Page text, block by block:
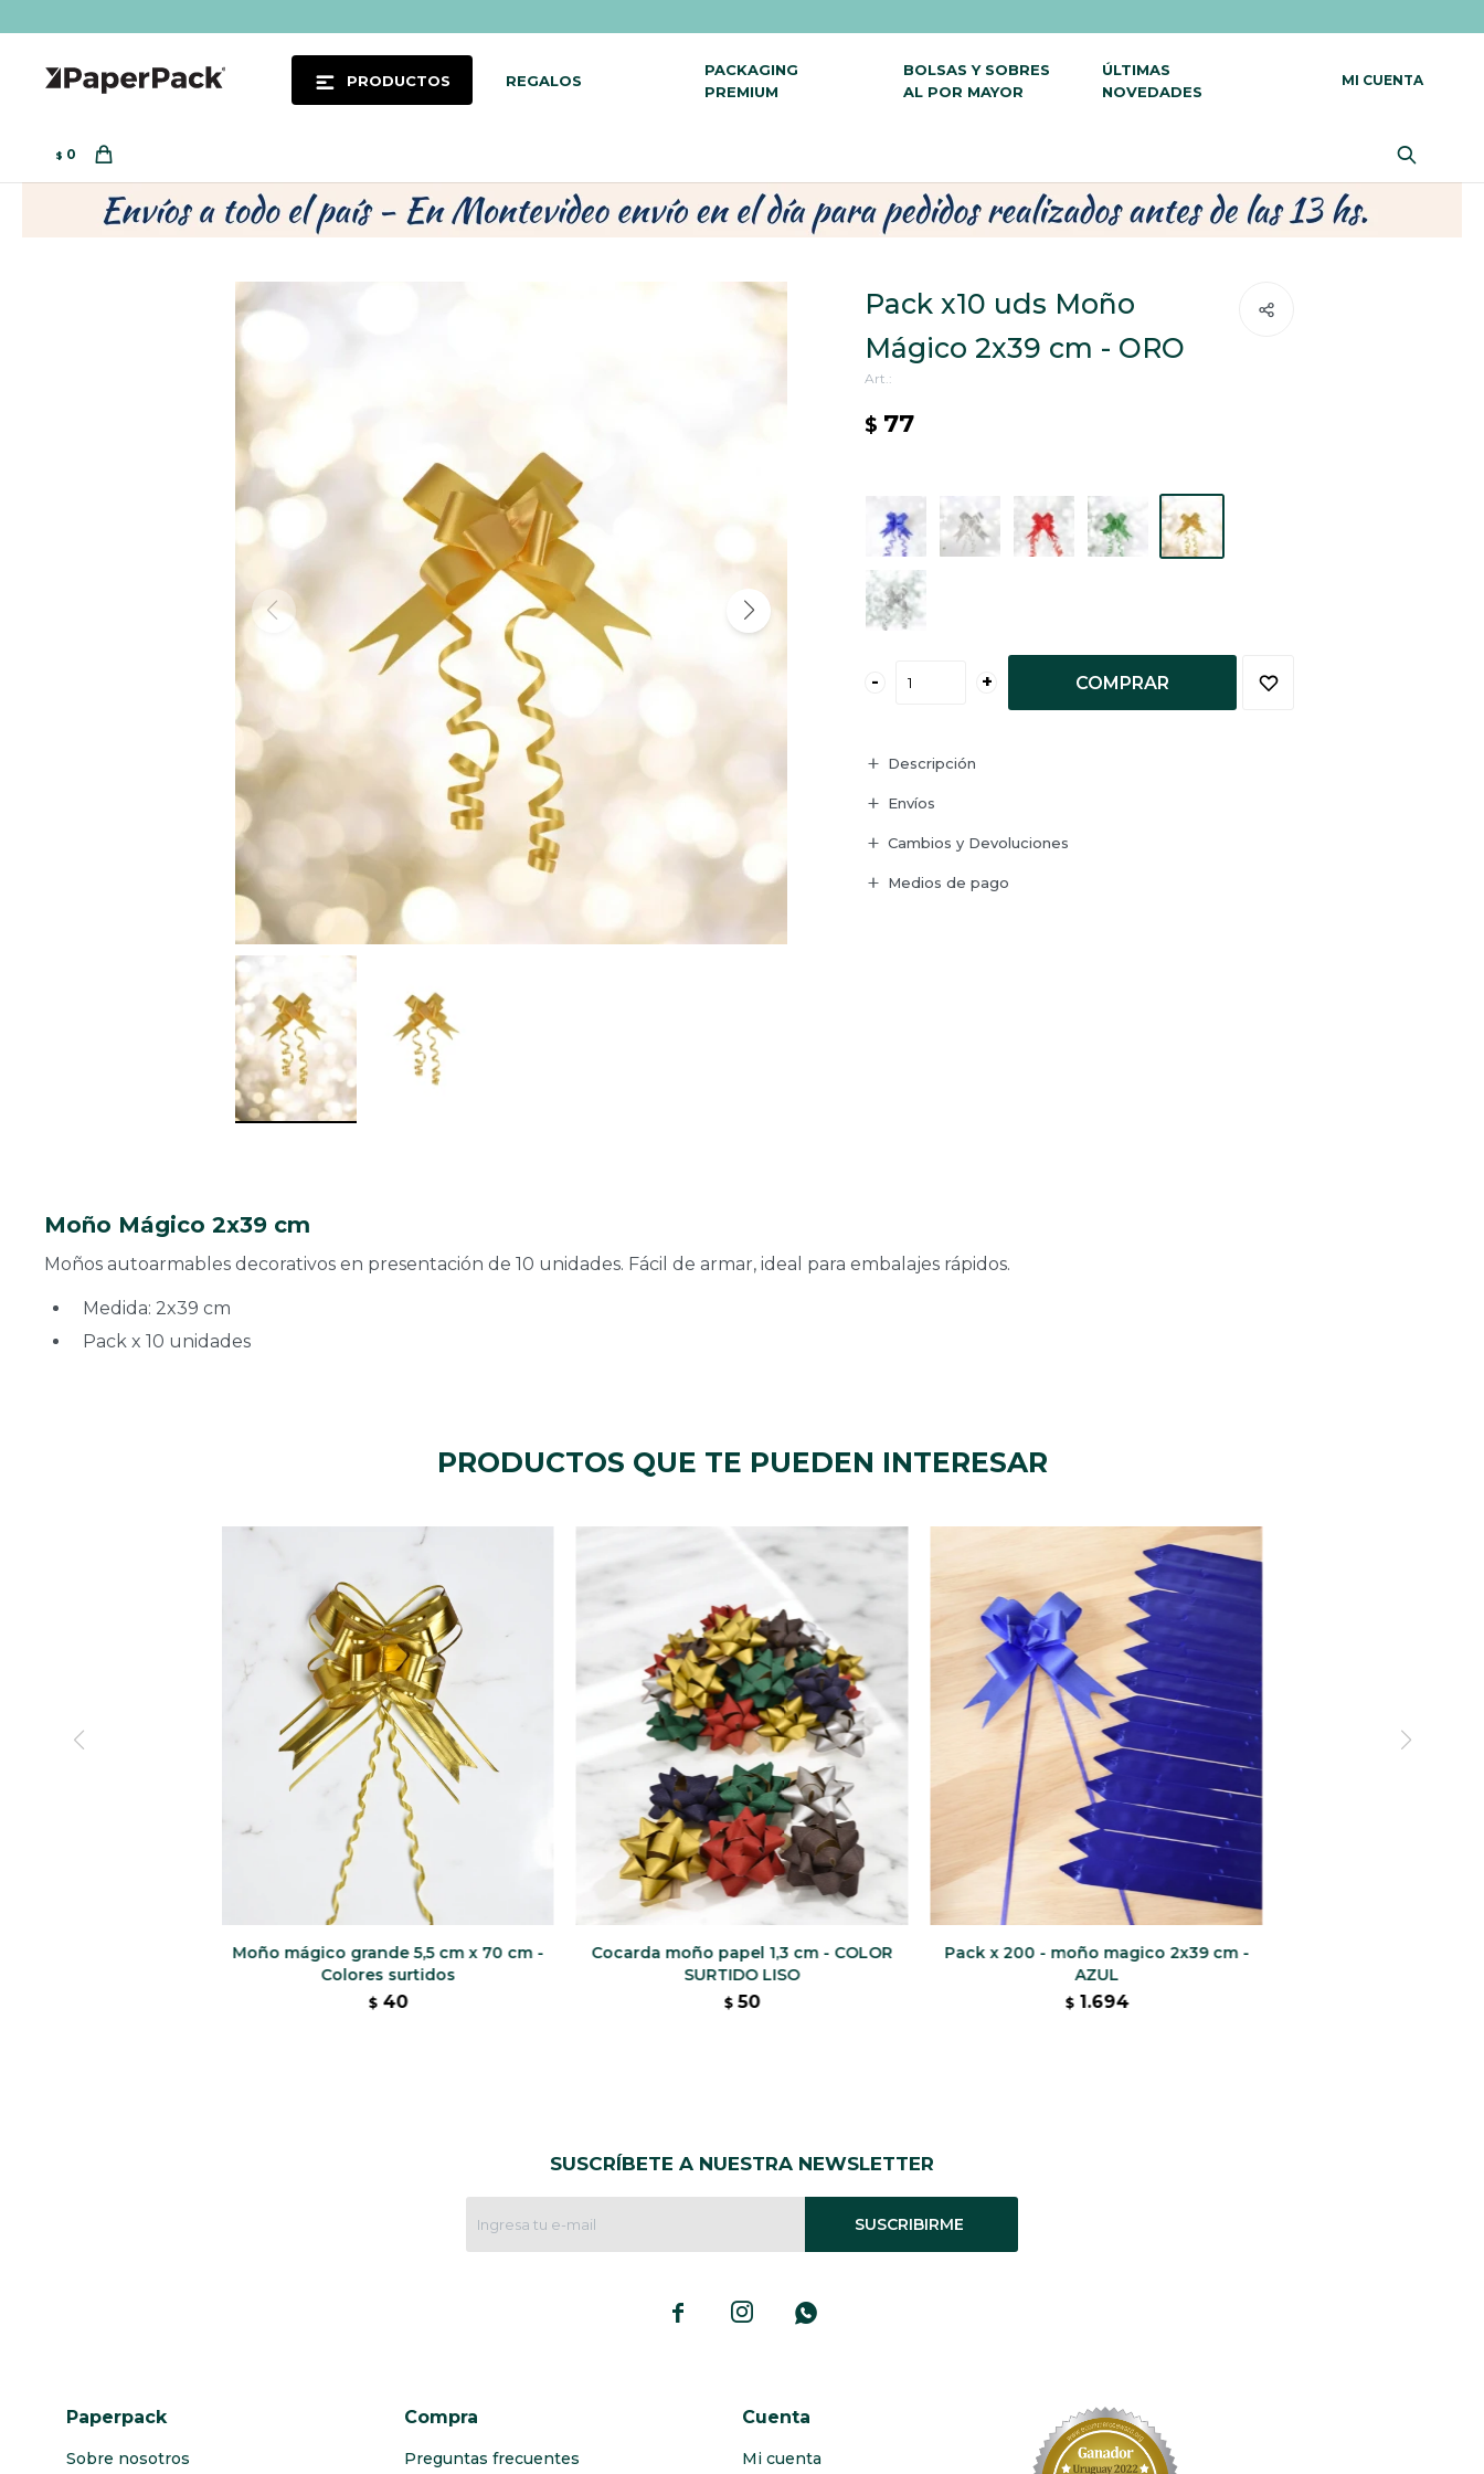
PRODUCTOS REGALOS
PACKAGING
PREMIUM
BOLSAS Y SOBRES
AL POR MAYOR
ÚLTIMAS
NOVEDADES
$ 0
Pack x10 uds Moño
Mágico 2x39 cm - ORO
$ 77
- + COMPRAR
Descripción
Envíos
Cambios y Devoluciones
Medios de pago
Moño Mágico 2x39 cm
Moños autoarmables decorativos en presentación de 10 unidades. Fácil de armar, ideal para embalajes rápidos.
Medida: 2x39 cm
Pack x 10 unidades
PRODUCTOS QUE TE PUEDEN INTERESAR
Moño mágico grande 5,5 cm x 70 cm -
Colores surtidos
$ 40
Cocarda moño papel 1,3 cm - COLOR
SURTIDO LISO
$ 50
Pack x 200 - moño magico 2x39 cm -
AZUL
$ 1.694
SUSCRÍBETE A NUESTRA NEWSLETTER
SUSCRIBIRME
  
Paperpack
Sobre nosotros
Compra
Preguntas frecuentes
Cuenta
Mi cuenta